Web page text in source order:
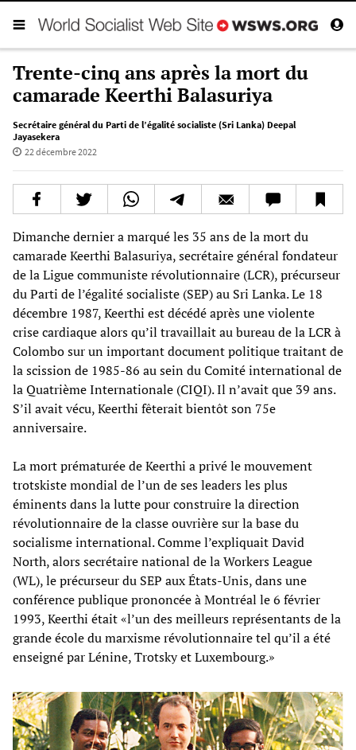
Trente-cinq ans après la mort du
camarade Keerthi Balasuriya
Secrétaire général du Parti de l’égalité socialiste (Sri Lanka) Deepal
Jayasekera
22 décembre 2022
Dimanche dernier a marqué les 35 ans de la mort du
camarade Keerthi Balasuriya, secrétaire général fondateur
de la Ligue communiste révolutionnaire (LCR), précurseur
du Parti de l’égalité socialiste (SEP) au Sri Lanka. Le 18
décembre 1987, Keerthi est décédé après une violente
crise cardiaque alors qu’il travaillait au bureau de la LCR à
Colombo sur un important document politique traitant de
la scission de 1985-86 au sein du Comité international de
la Quatrième Internationale (CIQI). Il n’avait que 39 ans.
S’il avait vécu, Keerthi fêterait bientôt son 75e
anniversaire.
La mort prématurée de Keerthi a privé le mouvement
trotskiste mondial de l’un de ses leaders les plus
éminents dans la lutte pour construire la direction
révolutionnaire de la classe ouvrière sur la base du
socialisme international. Comme l’expliquait David
North, alors secrétaire national de la Workers League
(WL), le précurseur du SEP aux États-Unis, dans une
conférence publique prononcée à Montréal le 6 février
1993, Keerthi était «l’un des meilleurs représentants de la
grande école du marxisme révolutionnaire tel qu’il a été
enseigné par Lénine, Trotsky et Luxembourg.»